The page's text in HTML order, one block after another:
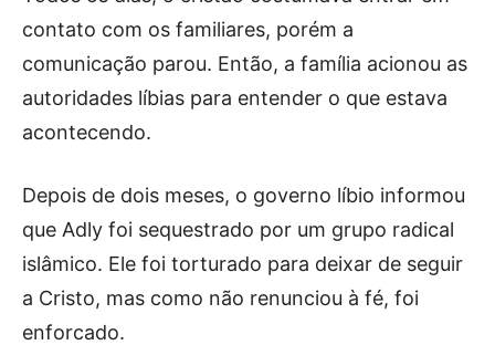
contato com os familiares, porém a
comunicação parou. Então, a família acionou as
autoridades líbias para entender o que estava
acontecendo.
Depois de dois meses, o governo líbio informou
que Adly foi sequestrado por um grupo radical
islâmico. Ele foi torturado para deixar de seguir
a Cristo, mas como não renunciou à fé, foi
enforcado.